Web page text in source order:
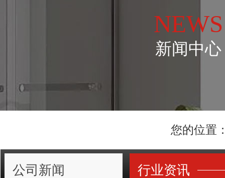
NEWS
新闻中心
您的位置
公司新闻 行业资讯